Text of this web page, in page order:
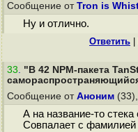
Сообщение от Tron is
Ну и отлично.
Ответить
33. "В 42 NPM-пакета
Сообщение от Аноним
А на название-то
Совпалает с фамилией